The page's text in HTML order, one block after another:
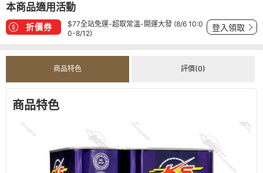
本商品適用活動
折價券
$77全站免運-超取常溫-開運大發 (8/6 10:0
0-8/12)
登入領取
商品特色 評價(0)
商品特色